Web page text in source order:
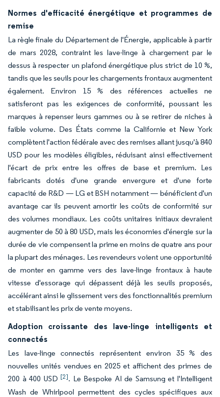
Normes d'efficacité énergétique et programmes de
remise
La règle finale du Département de l'Énergie, applicable à partir
de mars 2028, contraint les lave-linge à chargement par le
dessus à respecter un plafond énergétique plus strict de 10 %,
tandis que les seuils pour les chargements frontaux augmentent
également. Environ 15 % des références actuelles ne
satisferont pas les exigences de conformité, poussant les
marques à repenser leurs gammes ou à se retirer de niches à
faible volume. Des États comme la Californie et New York
complètent l'action fédérale avec des remises allant jusqu'à 840
USD pour les modèles éligibles, réduisant ainsi effectivement
l'écart de prix entre les offres de base et premium. Les
fabricants dotés d'une grande envergure et d'une forte
capacité de R&D — LG et BSH notamment — bénéficient d'un
avantage car ils peuvent amortir les coûts de conformité sur
des volumes mondiaux. Les coûts unitaires initiaux devraient
augmenter de 50 à 80 USD, mais les économies d'énergie sur la
durée de vie compensent la prime en moins de quatre ans pour
la plupart des ménages. Les revendeurs voient une opportunité
de monter en gamme vers des lave-linge frontaux à haute
vitesse d'essorage qui dépassent déjà les seuils proposés,
accélérant ainsi le glissement vers des fonctionnalités premium
et stabilisant les prix de vente moyens.
Adoption croissante des lave-linge intelligents et
connectés
Les lave-linge connectés représentent environ 35 % des
nouvelles unités vendues en 2025 et affichent des primes de
200 à 400 USD[2]. Le Bespoke AI de Samsung et l'Intelligent
Wash de Whirlpool permettent des cycles spécifiques aux